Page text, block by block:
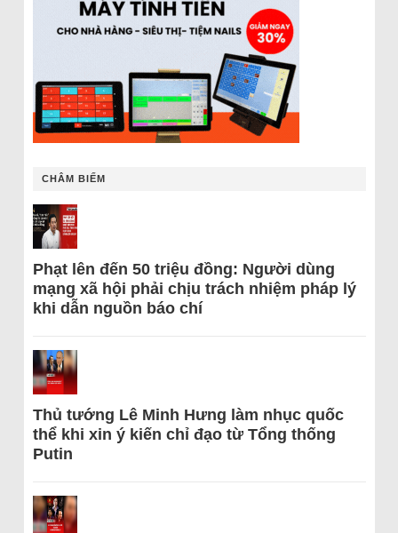
CHÂM BIẾM
Phạt lên đến 50 triệu đồng: Người dùng
mạng xã hội phải chịu trách nhiệm pháp lý
khi dẫn nguồn báo chí
Thủ tướng Lê Minh Hưng làm nhục quốc
thể khi xin ý kiến chỉ đạo từ Tổng thống
Putin